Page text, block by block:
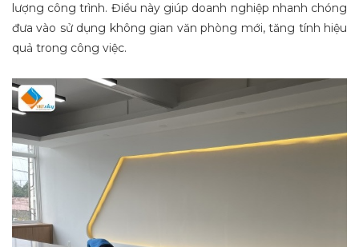
lượng công trình. Điều này giúp doanh nghiệp nhanh chóng
đưa vào sử dụng không gian văn phòng mới, tăng tính hiệu
quả trong công việc.